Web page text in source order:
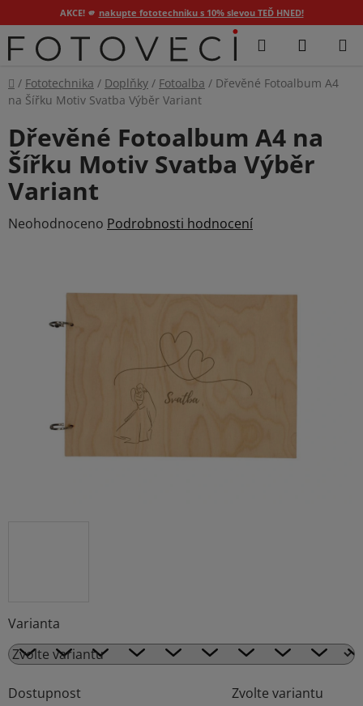
AKCE! 🫵 nakupte fototechniku s 10% slevou TEĎ HNED!
Přejít
na
Hledat
Domů
/ Fototechnika / Doplňky / Fotoalba / Dřevěné Fotoalbum A4
na Šířku Motiv Svatba Výběr Variant
Varianta
Dostupnost
Zvolte variantu
Dřevěné Fotoalbum A4 na
Šířku Motiv Svatba Výběr
Variant
Průměrné
Neohodnoceno Podrobnosti hodnocení